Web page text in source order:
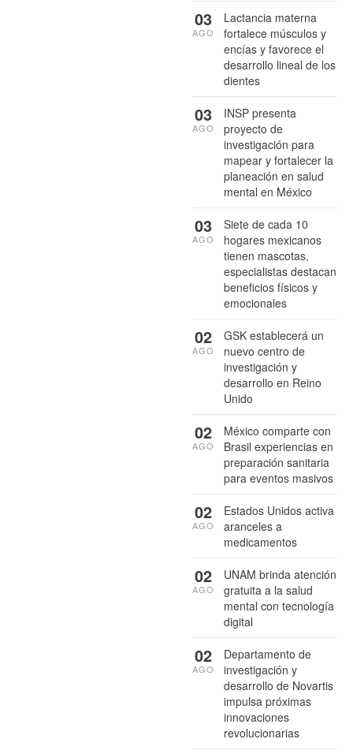
Lactancia materna
fortalece músculos y
encías y favorece el
desarrollo lineal de los
dientes
03
AGO
INSP presenta
proyecto de
investigación para
mapear y fortalecer la
planeación en salud
mental en México
03
AGO
Siete de cada 10
hogares mexicanos
tienen mascotas,
especialistas destacan
beneficios físicos y
emocionales
03
AGO
GSK establecerá un
nuevo centro de
investigación y
desarrollo en Reino
Unido
02
AGO
México comparte con
Brasil experiencias en
preparación sanitaria
para eventos masivos
02
AGO
Estados Unidos activa
aranceles a
medicamentos
02
AGO
UNAM brinda atención
gratuita a la salud
mental con tecnología
digital
02
AGO
Departamento de
investigación y
desarrollo de Novartis
impulsa próximas
innovaciones
revolucionarias
02
AGO